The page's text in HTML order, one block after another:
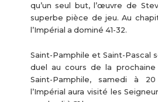
qu’un seul but, l’œuvre de
superbe pièce de jeu. Au
l’Impérial a dominé 41-32.
Saint-Pamphile et Saint-Pascal
duel au cours de la
Saint-Pamphile, samedi à
l’Impérial aura visité les